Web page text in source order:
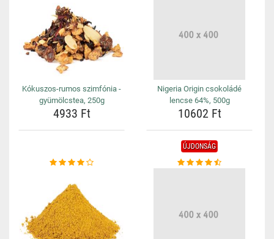
Kókuszos-rumos szimfónia -
gyümölcstea, 250g
4933 Ft
Nigeria Origin csokoládé
lencse 64%, 500g
10602 Ft
ÚJDONSÁG